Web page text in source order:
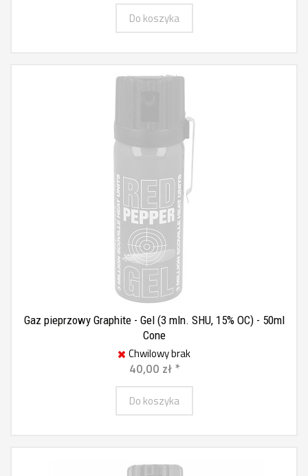
Do koszyka
Gaz pieprzowy Graphite - Gel (3 mln. SHU, 15% OC) - 50ml
Cone
Chwilowy brak
40,00 zł *
Do koszyka